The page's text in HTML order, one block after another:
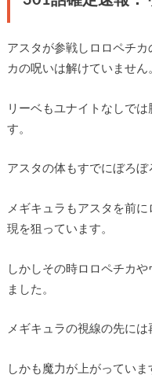
アスタが参戦しロロペチ
カの呪いは解けていません
リーベもユナイトなしで
す。
アスタの体もすでにぼろぼ
メギキュラもアスタを前
現を狙っています。
しかしその時ロロペチカ
ました。
メギキュラの視線の先には
しかも魔力が上がっていま